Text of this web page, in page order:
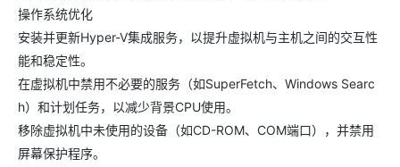
操作系统优化
安装并更新Hyper-V集成服务，以提升虚拟机与主机之间的交互性
能和稳定性。
在虚拟机中禁用不必要的服务（如SuperFetch、Windows Searc
h）和计划任务，以减少背景CPU使用。
移除虚拟机中未使用的设备（如CD-ROM、COM端口），并禁用
屏幕保护程序。